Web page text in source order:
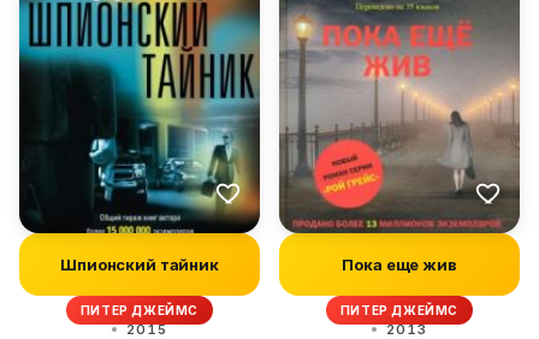
Шпионский тайник
ПИТЕР ДЖЕЙМС
2015
Пока еще жив
ПИТЕР ДЖЕЙМС
2013